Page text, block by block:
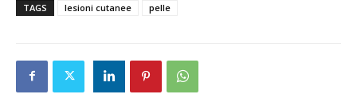
TAGS lesioni cutanee pelle